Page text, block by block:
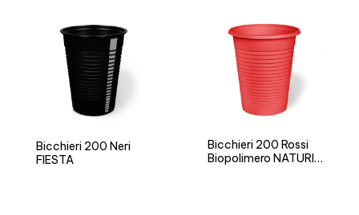
Bicchieri 200 Neri
FIESTA
Bicchieri 200 Rossi
Biopolimero NATURIA